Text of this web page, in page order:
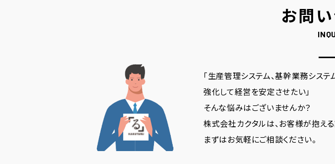
お問
「生産管理システム、基幹業務シス
強化して経営を安定させたい」
そんな悩みはございませんか？
株式会社カクタルは、お客様が抱え
まずはお気軽にご相談ください。